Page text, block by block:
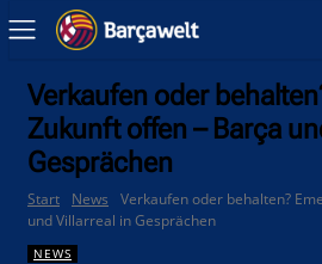
Verkaufen oder
Zukunft offen – Barça
Gesprächen
Start News
Verkaufen oder behalten?
und Villarreal in Gesprächen
NEWS